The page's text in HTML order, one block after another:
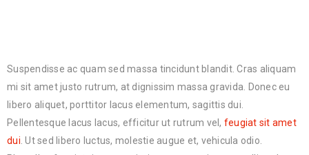
Suspendisse ac quam sed massa tincidunt blandit. Cras aliquam
mi sit amet justo rutrum, at dignissim massa gravida. Donec eu
libero aliquet, porttitor lacus elementum, sagittis dui.
Pellentesque lacus lacus, efficitur ut rutrum vel, feugiat sit amet
dui . Ut sed libero luctus, molestie augue et, vehicula odio.